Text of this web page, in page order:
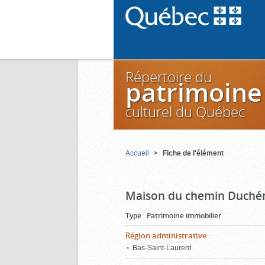
Répertoire du
patrimoine
culturel du Québec
Accueil Fiche de l'élément
Maison du chemin
Type : Patrimoine immobilier
Région administrative :
Bas-Saint-Laurent